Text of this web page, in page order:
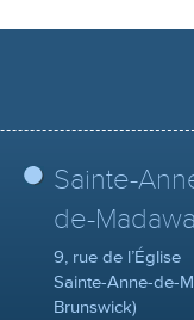
Sainte-
de-
9, rue de l’Église
Sainte-Anne-de-
Brunswick)